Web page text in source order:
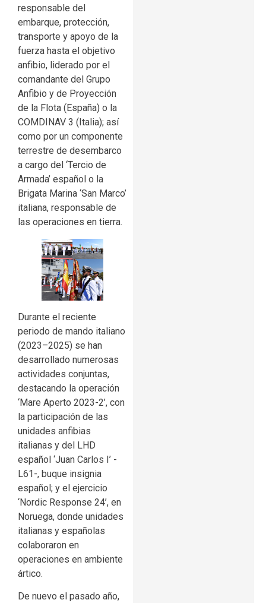
responsable del
embarque, protección,
transporte y apoyo de la
fuerza hasta el objetivo
anfibio, liderado por el
comandante del Grupo
Anfibio y de Proyección
de la Flota (España) o la
COMDINAV 3 (Italia); así
como por un componente
terrestre de desembarco
a cargo del ‘Tercio de
Armada’ español o la
Brigata Marina ‘San Marco’
italiana, responsable de
las operaciones en tierra.
Durante el reciente
periodo de mando italiano
(2023–2025) se han
desarrollado numerosas
actividades conjuntas,
destacando la operación
‘Mare Aperto 2023-2’, con
la participación de las
unidades anfibias
italianas y del LHD
español ‘Juan Carlos I’ -
L61-, buque insignia
español; y el ejercicio
‘Nordic Response 24’, en
Noruega, donde unidades
italianas y españolas
colaboraron en
operaciones en ambiente
ártico.
De nuevo el pasado año,